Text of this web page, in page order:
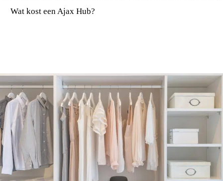
Wat kost een Ajax Hub?